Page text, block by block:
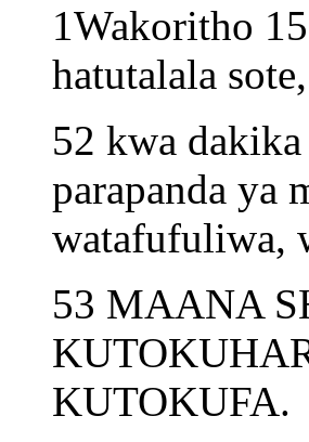
1Wakoritho
hatutalala
52 kwa
parapanda ya
watafufuliwa,
53 MAANA
KUTOKUFA.